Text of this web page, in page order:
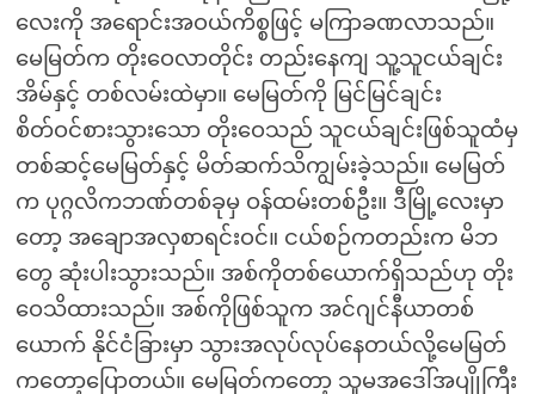
လေးကို အရောင်းအဝယ်ကိစ္စဖြင့် မကြာခဏလာသည်။
မေမြတ်က တိုးဝေလာတိုင်း တည်းနေကျ သူ့သူငယ်ချင်း
အိမ်နှင့် တစ်လမ်းထဲမှာ။ မေမြတ်ကို မြင်မြင်ချင်း
စိတ်ဝင်စားသွားသော တိုးဝေသည် သူငယ်ချင်းဖြစ်သူထံမှ
တစ်ဆင့်မေမြတ်နှင့် မိတ်ဆက်သိကျွမ်းခဲ့သည်။ မေမြတ်
က ပုဂ္ဂလိကဘဏ်တစ်ခုမှ ဝန်ထမ်းတစ်ဦး။ ဒီမြို့လေးမှာ
တော့ အချောအလှစာရင်းဝင်။ ငယ်စဉ်ကတည်းက မိဘ
တွေ ဆုံးပါးသွားသည်။ အစ်ကိုတစ်ယောက်ရှိသည်ဟု တိုး
ဝေသိထားသည်။ အစ်ကိုဖြစ်သူက အင်ဂျင်နီယာတစ်
ယောက် နိုင်ငံခြားမှာ သွားအလုပ်လုပ်နေတယ်လို့မေမြတ်
ကတော့ပြောတယ်။ မေမြတ်ကတော့ သူမအဒေါ်အပျိုကြီး